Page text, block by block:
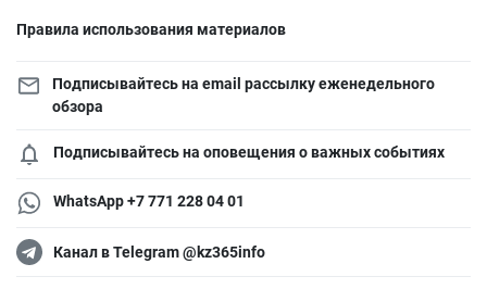
Правила использования материалов
Подписывайтесь на email рассылку еженедельного
обзора
Подписывайтесь на оповещения о важных событиях
WhatsApp +7 771 228 04 01
Канал в Telegram @kz365info